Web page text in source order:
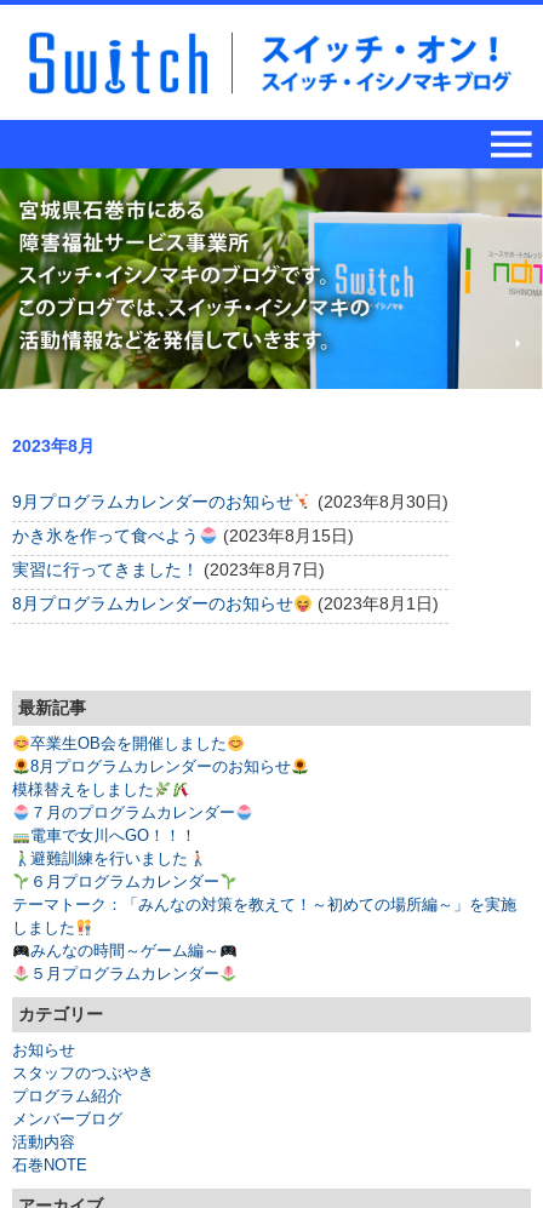
2023年8月
9月プログラムカレンダーのお知らせ
(2023年8月30日)
かき氷を作って食べよう
(2023年8月15日)
実習に行ってきました！
(2023年8月7日)
8月プログラムカレンダーのお知らせ
(2023年8月1日)
最新記事
卒業生OB会を開催しました
8月プログラムカレンダーのお知らせ
模様替えをしました
７月のプログラムカレンダー
電車で女川へGO！！！
避難訓練を行いました
６月プログラムカレンダー
テーマトーク：「みんなの対策を教えて！～初めての場所編～」を実施
しました
みんなの時間～ゲーム編～
５月プログラムカレンダー
カテゴリー
お知らせ
スタッフのつぶやき
プログラム紹介
メンバーブログ
活動内容
石巻NOTE